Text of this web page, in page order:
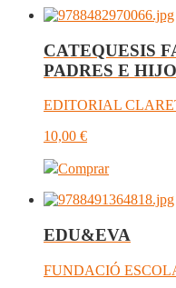
CATEQUESIS
PADRES E
EDITORIAL
10,00 €
Comprar
EDU&EVA
FUNDACIÓ